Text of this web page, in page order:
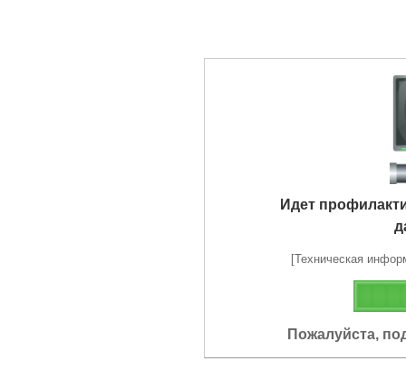
Идет
[Техническая
Пожалуйста,